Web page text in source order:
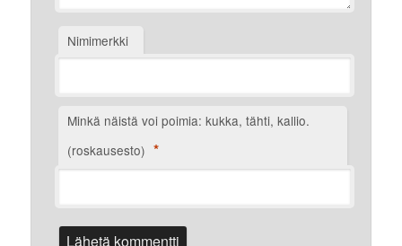
Nimimerkki
Minkä näistä voi poimia: kukka, tähti, kallio.
(roskausesto) *